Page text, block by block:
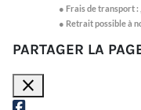
● Frais de transport :
● Retrait possible à
PARTAGER LA
close